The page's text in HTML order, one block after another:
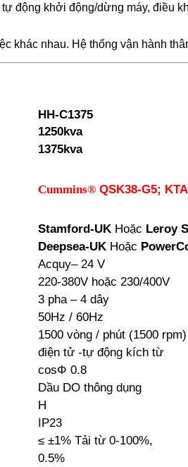
tự động khởi động/dừng máy, điều
khác nhau. Hệ thống vận hành
HH-C1375
1250kva
1375kva
Cummins® QSK38-G5;
Stamford-UK Hoặc Leroy
Deepsea-UK Hoặc
Acquy– 24 V
220-380V hoặc 230/400V
3 pha – 4 dây
50Hz / 60Hz
1500 vòng / phút (1500 rpm)
điện tử -tự động kích từ
cosΦ 0.8
Dầu DO thông dụng
H
IP23
≤ ±1% Tải từ 0-100%,
0.5%